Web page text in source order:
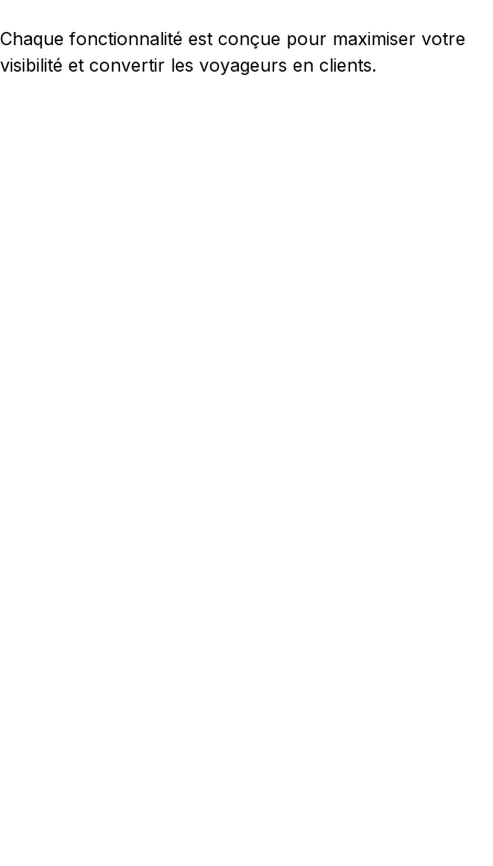
Chaque fonctionnalité est conçue pour maximiser votre
visibilité et convertir les voyageurs en clients.